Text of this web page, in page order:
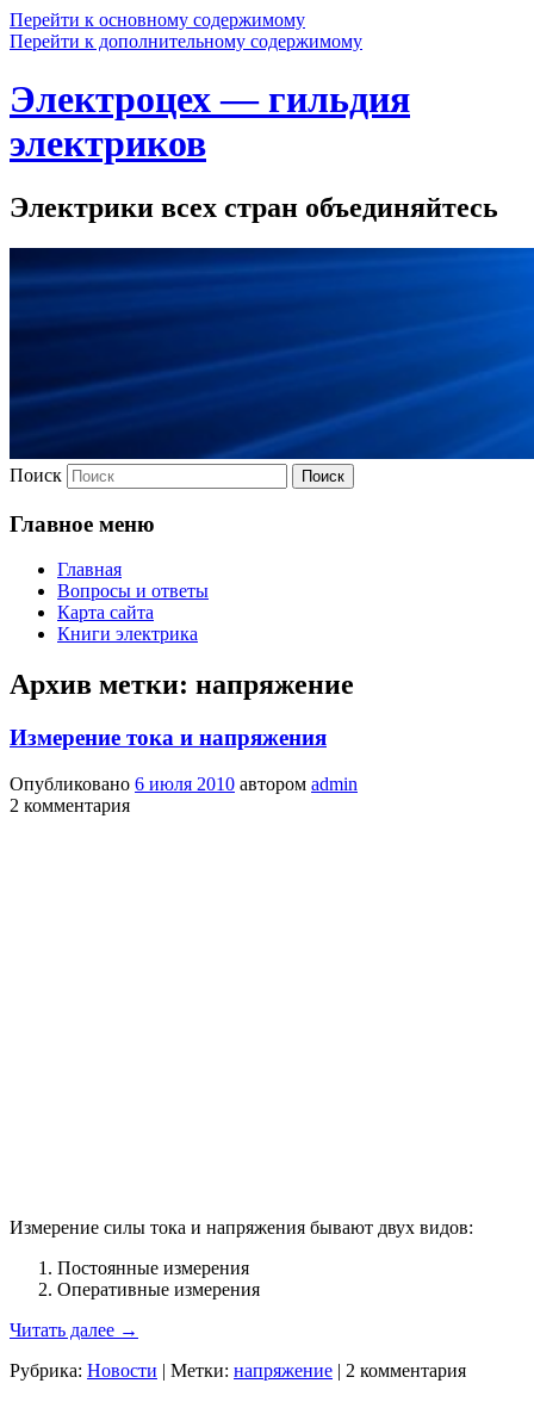
Перейти к основному содержимому
Перейти к дополнительному содержимому
Электроцех — гильдия
электриков
Электрики всех стран объединяйтесь
Поиск
Главное меню
Главная
Вопросы и ответы
Карта сайта
Книги электрика
Архив метки: напряжение
Измерение тока и напряжения
Опубликовано 6 июля 2010 автором admin
2 комментария
Измерение силы тока и напряжения бывают двух видов:
Постоянные измерения
Оперативные измерения
Читать далее →
Рубрика: Новости | Метки: напряжение | 2 комментария